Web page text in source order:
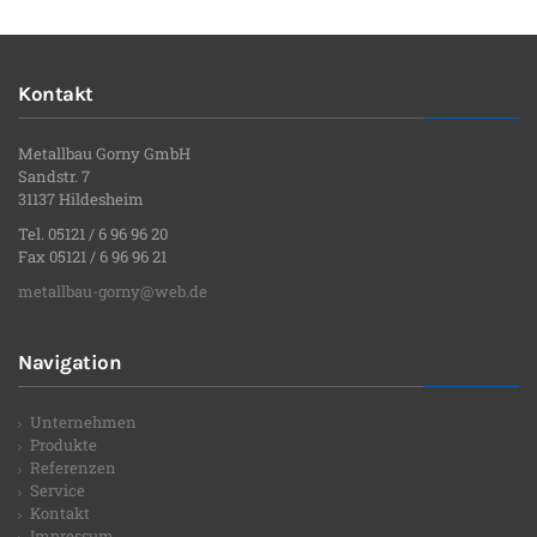
Kontakt
Metallbau Gorny GmbH
Sandstr. 7
31137 Hildesheim
Tel. 05121 / 6 96 96 20
Fax 05121 / 6 96 96 21
metallbau-gorny@web.de
Navigation
Unternehmen
Produkte
Referenzen
Service
Kontakt